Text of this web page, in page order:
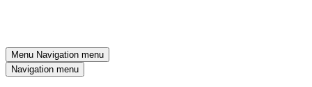
Menu Navigation menu
Navigation menu